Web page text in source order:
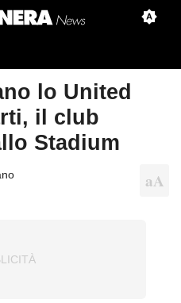
lo United
il club
Stadium